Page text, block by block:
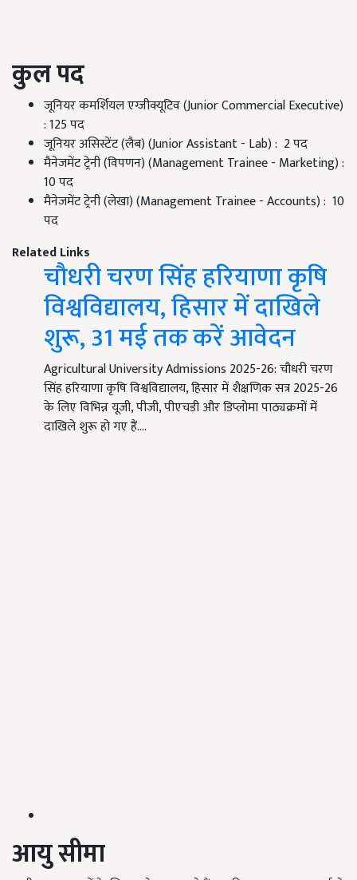
कुल पद
जूनियर कमर्शियल एग्जीक्यूटिव (Junior Commercial Executive)
: 125 पद
जूनियर असिस्टेंट (लैब) (Junior Assistant - Lab) : 2 पद
मैनेजमेंट ट्रेनी (विपणन) (Management Trainee - Marketing) :
10 पद
मैनेजमेंट ट्रेनी (लेखा) (Management Trainee - Accounts) : 10
पद
Related Links
चौधरी चरण सिंह हरियाणा कृषि
विश्वविद्यालय, हिसार में दाखिले
शुरू, 31 मई तक करें आवेदन
Agricultural University Admissions 2025-26: चौधरी चरण
सिंह हरियाणा कृषि विश्वविद्यालय, हिसार में शैक्षणिक सत्र 2025-26
के लिए विभिन्न यूजी, पीजी, पीएचडी और डिप्लोमा पाठ्यक्रमों में
दाखिले शुरू हो गए हैं.…
आयु सीमा